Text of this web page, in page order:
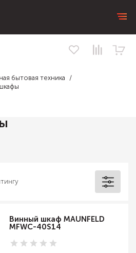
бытовая техника
Винный шкаф MAUNFELD
MFWC-40S14